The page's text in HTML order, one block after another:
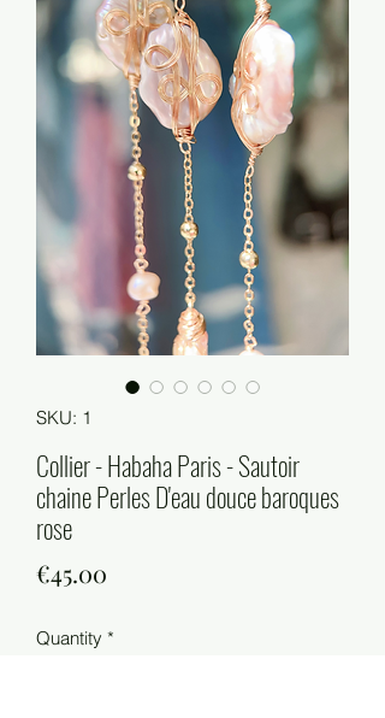
SKU: 1
Collier - Habaha Paris - Sautoir
chaine Perles D'eau douce baroques
rose
€45.00
Quantity *